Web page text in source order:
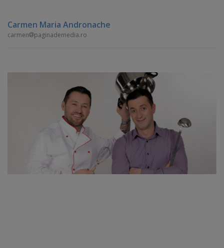
Carmen Maria Andronache
carmen paginademedia.ro